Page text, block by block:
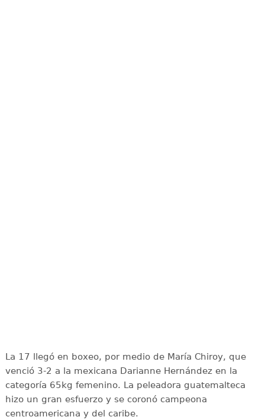
La 17 llegó en boxeo, por medio de María Chiroy, que
venció 3-2 a la mexicana Darianne Hernández en la
categoría 65kg femenino. La peleadora guatemalteca
hizo un gran esfuerzo y se coronó campeona
centroamericana y del caribe.